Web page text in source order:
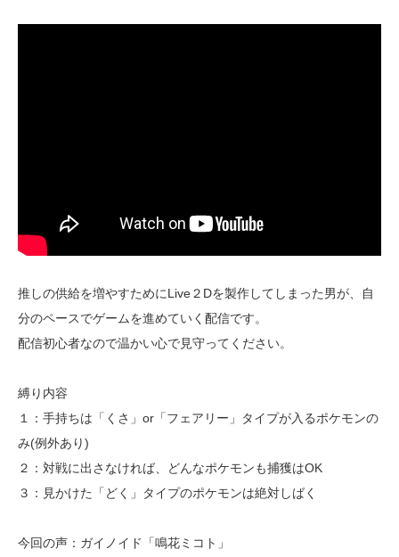
推しの供給を増やすためにLive２Dを製作してしまった男が、自
分のペースでゲームを進めていく配信です。
配信初心者なので温かい心で見守ってください。
縛り内容
１：手持ちは「くさ」or「フェアリー」タイプが入るポケモンの
み(例外あり)
２：対戦に出さなければ、どんなポケモンも捕獲はOK
３：見かけた「どく」タイプのポケモンは絶対しばく
今回の声：ガイノイド「鳴花ミコト」